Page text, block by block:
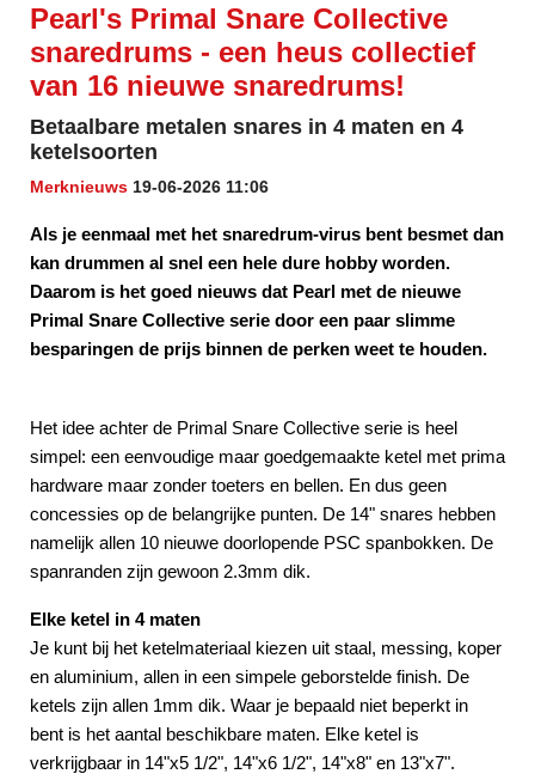
Pearl's Primal Snare Collective
snaredrums - een heus collectief
van 16 nieuwe snaredrums!
Betaalbare metalen snares in 4 maten en 4
ketelsoorten
Merknieuws 19-06-2026 11:06
Als je eenmaal met het snaredrum-virus bent besmet dan
kan drummen al snel een hele dure hobby worden.
Daarom is het goed nieuws dat Pearl met de nieuwe
Primal Snare Collective serie door een paar slimme
besparingen de prijs binnen de perken weet te houden.
Het idee achter de Primal Snare Collective serie is heel
simpel: een eenvoudige maar goedgemaakte ketel met prima
hardware maar zonder toeters en bellen. En dus geen
concessies op de belangrijke punten. De 14" snares hebben
namelijk allen 10 nieuwe doorlopende PSC spanbokken. De
spanranden zijn gewoon 2.3mm dik.
Elke ketel in 4 maten
Je kunt bij het ketelmateriaal kiezen uit staal, messing, koper
en aluminium, allen in een simpele geborstelde finish. De
ketels zijn allen 1mm dik. Waar je bepaald niet beperkt in
bent is het aantal beschikbare maten. Elke ketel is
verkrijgbaar in 14"x5 1/2", 14"x6 1/2", 14"x8" en 13"x7".